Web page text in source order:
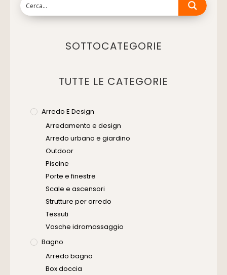
SOTTOCATEGORIE
TUTTE LE CATEGORIE
Arredo E Design
Arredamento e design
Arredo urbano e giardino
Outdoor
Piscine
Porte e finestre
Scale e ascensori
Strutture per arredo
Tessuti
Vasche idromassaggio
Bagno
Arredo bagno
Box doccia